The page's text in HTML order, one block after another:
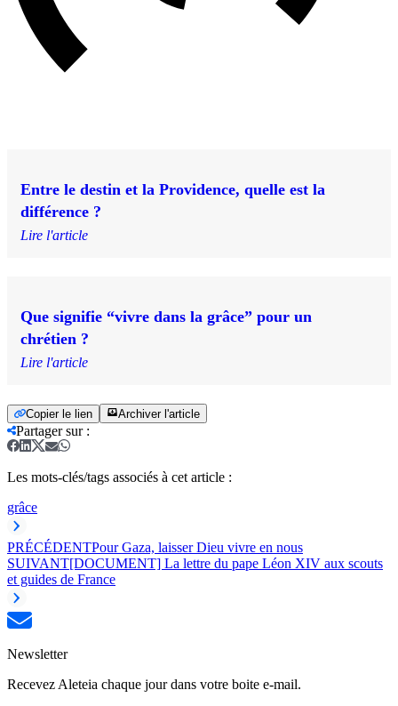
Entre le destin et la Providence, quelle est la
différence ?
Lire l'article
Que signifie “vivre dans la grâce” pour un
chrétien ?
Lire l'article
Copier le lien Archiver l'article
Partager sur:
Les mots-clés/tags associés à cet article :
grâce
PRÉCÉDENTPour Gaza, laisser Dieu vivre en nous
SUIVANT[DOCUMENT] La lettre du pape Léon XIV aux scouts
et guides de France
Newsletter
Recevez Aleteia chaque jour dans votre boite e-mail.